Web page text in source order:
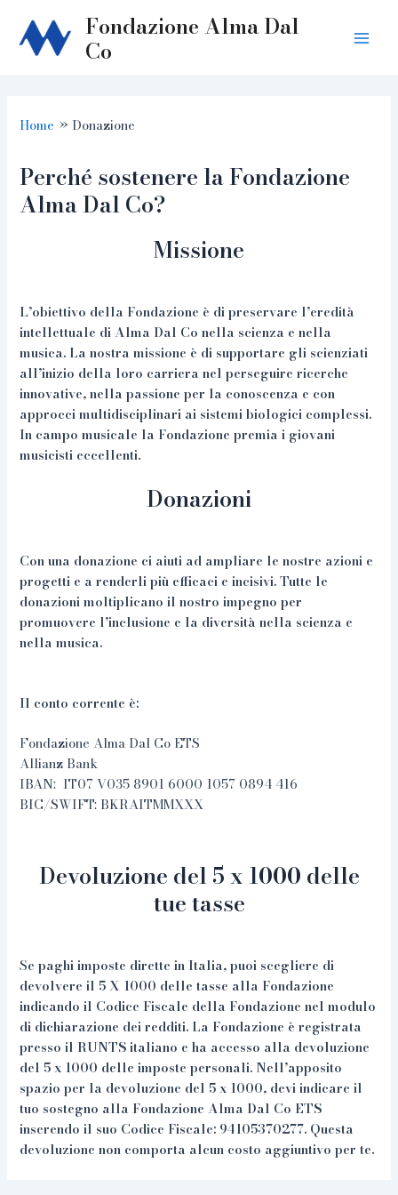
content
Fondazione Alma Dal
Co
Home Donazione
Perché sostenere la Fondazione
Alma Dal Co?
Missione
L’obiettivo della Fondazione è di preservare l’eredità
intellettuale di Alma Dal Co nella scienza e nella
musica. La nostra missione è di supportare gli scienziati
all’inizio della loro carriera nel perseguire ricerche
innovative, nella passione per la conoscenza e con
approcci multidisciplinari ai sistemi biologici complessi.
In campo musicale la Fondazione premia i giovani
musicisti eccellenti.
Donazioni
Con una donazione ci aiuti ad ampliare le nostre azioni e
progetti e a renderli più efficaci e incisivi. Tutte le
donazioni moltiplicano il nostro impegno per
promuovere l’inclusione e la diversità nella scienza e
nella musica.
Il conto corrente è:
Fondazione Alma Dal Co ETS
Allianz Bank
IBAN: IT07 V035 8901 6000 1057 0894 416
BIC/SWIFT: BKRAITMMXXX
Devoluzione del 5 x 1000 delle
tue tasse
Se paghi imposte dirette in Italia, puoi scegliere di
devolvere il 5 X 1000 delle tasse alla Fondazione
indicando il Codice Fiscale della Fondazione nel modulo
di dichiarazione dei redditi. La Fondazione è registrata
presso il RUNTS italiano e ha accesso alla devoluzione
del 5 x 1000 delle imposte personali. Nell’apposito
spazio per la devoluzione del 5 x 1000, devi indicare il
tuo sostegno alla Fondazione Alma Dal Co ETS
inserendo il suo Codice Fiscale: 94105370277. Questa
devoluzione non comporta alcun costo aggiuntivo per te.